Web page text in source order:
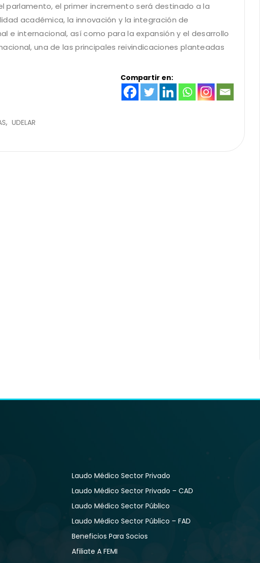
parlamento, el primer incremento será destinado a la
académica, la innovación y la integración de
e internacional, así como para la expansión y el desarrollo
una de las principales reivindicaciones planteadas
Compartir en:
UDELAR
Laudo Médico Sector Privado
Laudo Médico Sector Privado – CAD
Laudo Médico Sector Público
Laudo Médico Sector Público – FAD
Beneficios Para Socios
Afiliate A FEMI